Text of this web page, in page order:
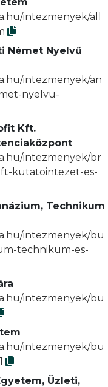
intezmenyek/all
Német Nyelvű
intezmenyek/an
nyelvu-
Kft.
intezmenyek/br
kutatointezet-es-
Technikum
intezmenyek/bu
technikum-es-
intezmenyek/bu
intezmenyek/bu
Üzleti,